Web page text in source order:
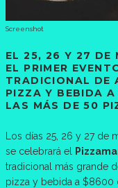
Screenshot
EL 25, 26 Y 27 DE
EL PRIMER
TRADICIONAL DE
PIZZA Y BEBIDA
LAS MÁS DE 50
Los días 25, 26 y 27 de
se celebrará el
tradicional más grande
pizza y bebida a $8600